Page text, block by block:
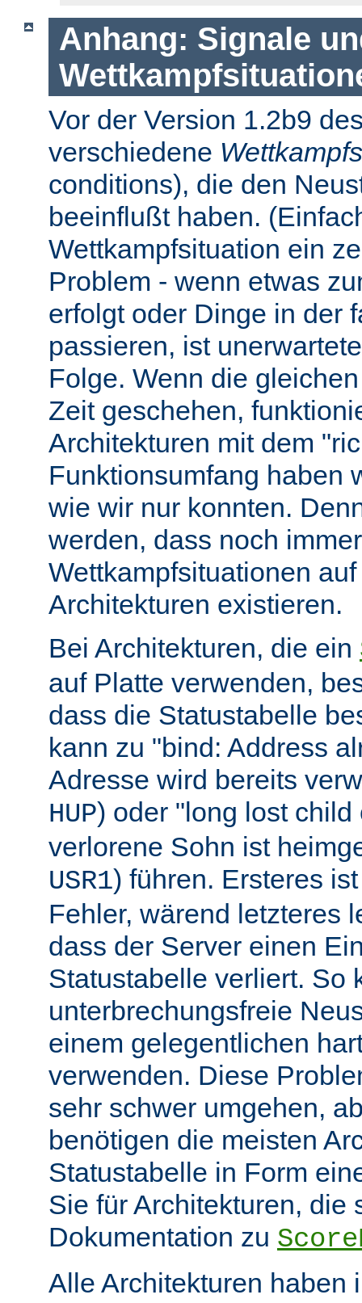
Anhang: Signale
Vor der Version 1.2b9
verschiedene
conditions), die den
beeinflußt haben.
Wettkampfsituation ein
Problem - wenn etwas
erfolgt oder Dinge in der
passieren, ist
Folge. Wenn die
Zeit geschehen,
Architekturen mit dem
Funktionsumfang haben
wie wir nur konnten.
werden, dass noch immer
Wettkampfsituationen
Architekturen existieren.
Bei Architekturen, die ein
auf Platte verwenden,
dass die Statustabelle
kann zu "bind: Address
Adresse wird bereits
HUP) oder "long lost
verlorene Sohn ist
USR1) führen. Ersteres
Fehler, wärend letzteres
dass der Server einen
Statustabelle verliert. So
unterbrechungsfreie
einem gelegentlichen
verwenden. Diese
sehr schwer umgehen,
benötigen die meisten
Statustabelle in Form
Sie für Architekturen, die
Dokumentation zu
Alle Architekturen haben